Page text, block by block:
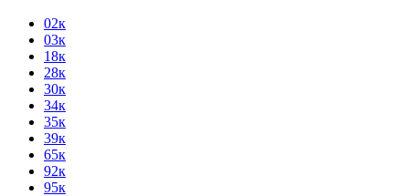
02к
03к
18к
28к
30к
34к
35к
39к
65к
92к
95к